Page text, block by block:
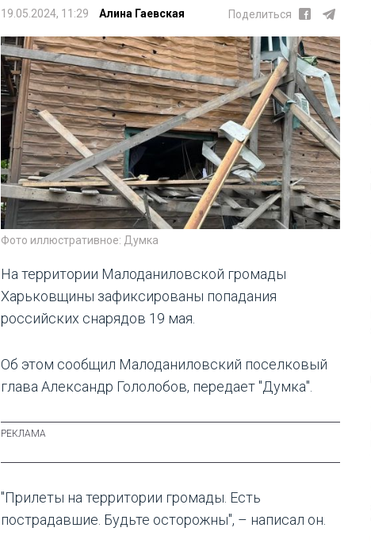
19.05.2024, 11:29 Алина Гаевская Поделиться
Фото иллюстративное: Думка
На территории Малоданиловской громады
Харьковщины зафиксированы попадания
российских снарядов 19 мая.
Об этом сообщил Малоданиловский поселковый
глава Александр Гололобов, передает "Думка".
"Прилеты на территории громады. Есть
пострадавшие. Будьте осторожны", – написал он.